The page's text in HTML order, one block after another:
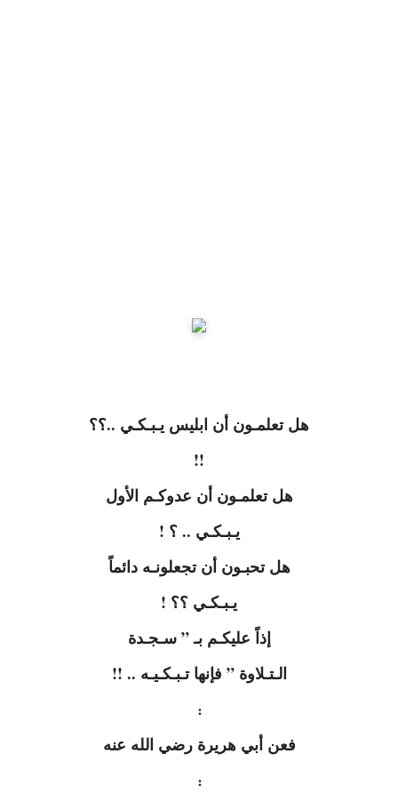
هل تعلمـون أن ابليس يـبـكـي ..؟؟
!!
هل تعلمـون أن عدوكـم الأول
يـبـكـي .. ؟ !
هل تحبـون أن تجعلونـه دائماً
يـبـكـي ؟؟ !
إذاً عليكـم بـ ” سـجـدة
الـتـلاوة ” فإنها تـبـكـيـه .. !!
:
فعن أبي هريرة رضي الله عنه
: